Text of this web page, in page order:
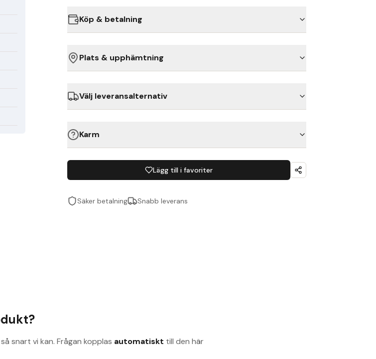
Köp & betalning
Plats & upphämtning
Välj leveransalternativ
Karm
Lägg till i favoriter
Säker betalning Snabb leverans
snart vi kan. Frågan kopplas automatiskt till den här